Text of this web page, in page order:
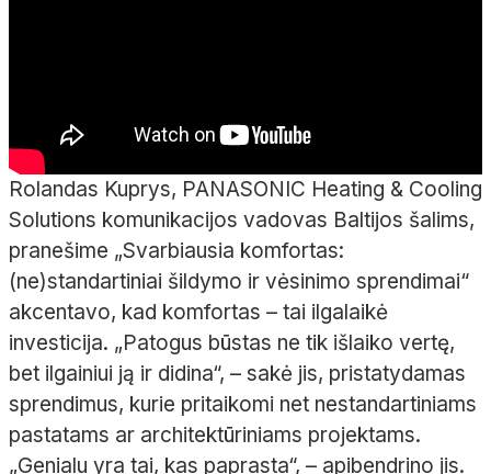
Rolandas Kuprys, PANASONIC Heating & Cooling
Solutions komunikacijos vadovas Baltijos šalims,
pranešime „Svarbiausia komfortas:
(ne)standartiniai šildymo ir vėsinimo sprendimai“
akcentavo, kad komfortas – tai ilgalaikė
investicija. „Patogus būstas ne tik išlaiko vertę,
bet ilgainiui ją ir didina“, – sakė jis, pristatydamas
sprendimus, kurie pritaikomi net nestandartiniams
pastatams ar architektūriniams projektams.
„Genialu yra tai, kas paprasta“, – apibendrino jis.